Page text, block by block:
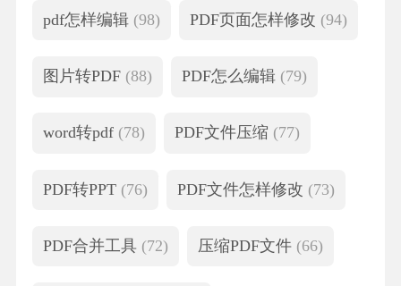
pdf怎样编辑 (98) PDF页面怎样修改 (94)
图片转PDF (88) PDF怎么编辑 (79)
word转pdf (78) PDF文件压缩 (77)
PDF转PPT (76) PDF文件怎样修改 (73)
PDF合并工具 (72) 压缩PDF文件 (66)